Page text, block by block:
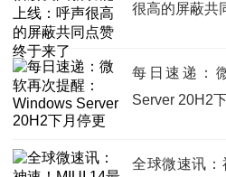
很高的屏蔽共
每日速递：
Server 20H2
全球微速讯：